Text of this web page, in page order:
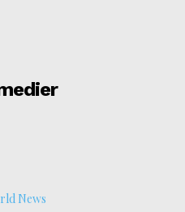
News